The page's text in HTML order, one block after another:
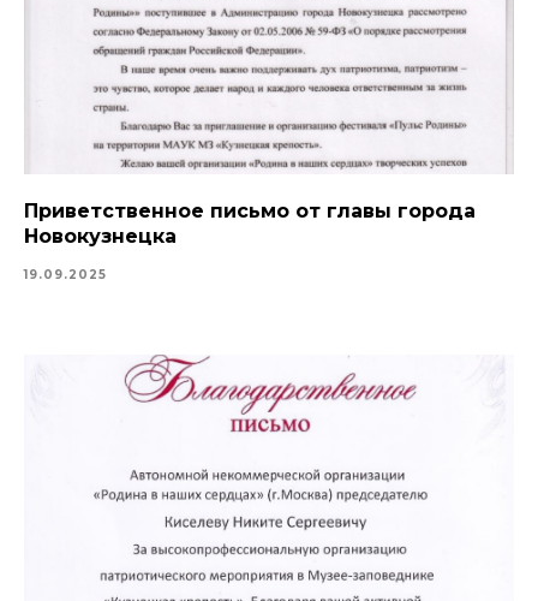
Приветственное письмо от главы города
Новокузнецка
19.09.2025